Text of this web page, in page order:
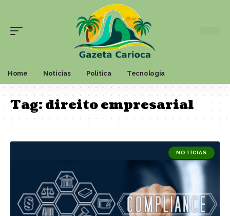
Home Notícias Política Tecnologia
Tag:direito empresarial
NOTÍCIAS